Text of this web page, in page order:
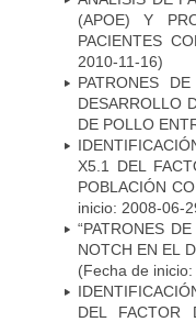
(APOE) Y
PACIENTES
2010-11-16)
PATRONES
DESARROLLO
DE POLLO
X5.1 DEL
POBLACIÓN
inicio: 2008-06-
“PATRONES
NOTCH EN EL
(Fecha de
DEL FACTOR